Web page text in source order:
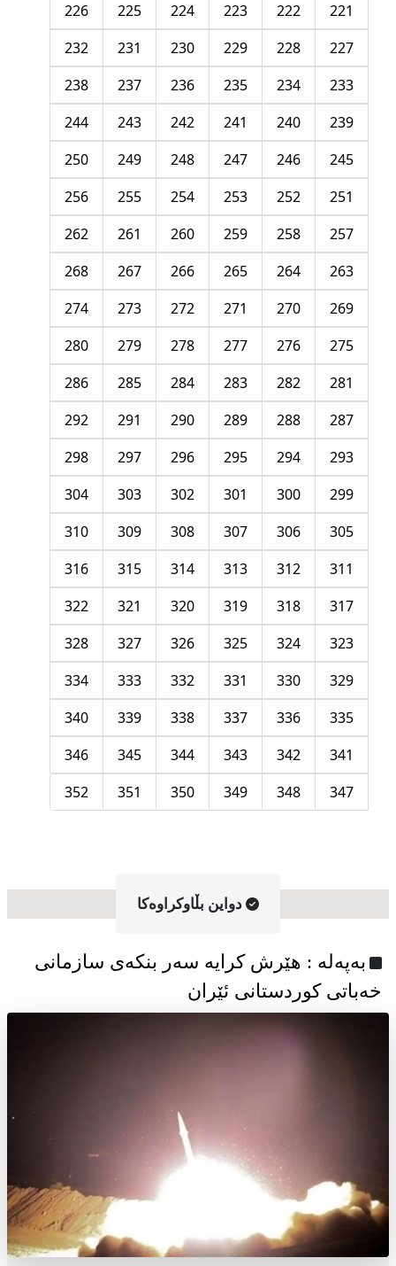
221
222
223
224
225
226
227
228
229
230
231
232
233
234
235
236
237
238
239
240
241
242
243
244
245
246
247
248
249
250
251
252
253
254
255
256
257
258
259
260
261
262
263
264
265
266
267
268
269
270
271
272
273
274
275
276
277
278
279
280
281
282
283
284
285
286
287
288
289
290
291
292
293
294
295
296
297
298
299
300
301
302
303
304
305
306
307
308
309
310
311
312
313
314
315
316
317
318
319
320
321
322
323
324
325
326
327
328
329
330
331
332
333
334
335
336
337
338
339
340
341
342
343
344
345
346
347
348
349
350
351
352
دواین بڵاوکراوه‌کا
به‌په‌له‌ : هێرش کرایە سەر بنکەی سازمانی
خەباتی کوردستانی ئێران